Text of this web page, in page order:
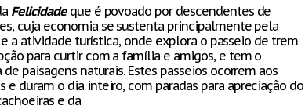
Felicidadeque é povoado por descendentes de
cuja economia se sustenta principalmente pela
a atividade turística, onde explora o passeio de trem
para curtir com a família e amigos, e tem o
paisagens naturais. Estes passeios ocorrem aos
e duram o dia inteiro, com paradas para apreciação do
e da